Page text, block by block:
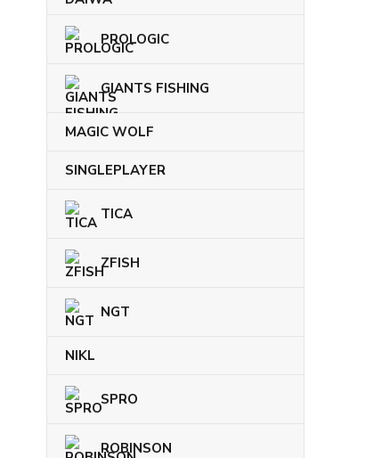
PROLOGIC
GIANTS FISHING
MAGIC WOLF
SINGLEPLAYER
TICA
ZFISH
NGT
NIKL
SPRO
ROBINSON